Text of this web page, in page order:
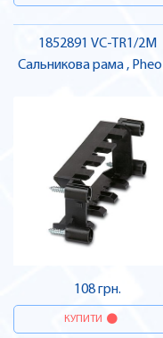
1852891 VC-TR1/2M
Сальникова рама , Pheonix
108 грн.
КУПИТИ